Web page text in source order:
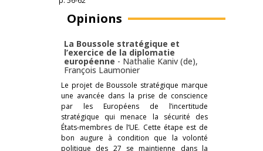
Opinions
La Boussole stratégique et
l’exercice de la diplomatie
européenne - Nathalie Kaniv (de),
François Laumonier
Le projet de Boussole stratégique marque
une avancée dans la prise de conscience
par les Européens de l’incertitude
stratégique qui menace la sécurité des
États-membres de l’UE. Cette étape est de
bon augure à condition que la volonté
politique des 27 se maintienne dans la